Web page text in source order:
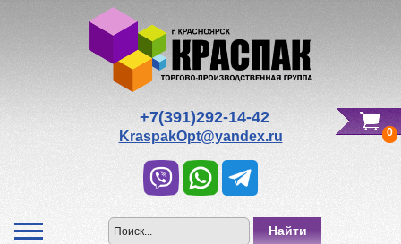
+7(391)292-14-42
KraspakOpt@yandex.ru
Редактировать Вашу корзину
Всего к оплате:0р.
0